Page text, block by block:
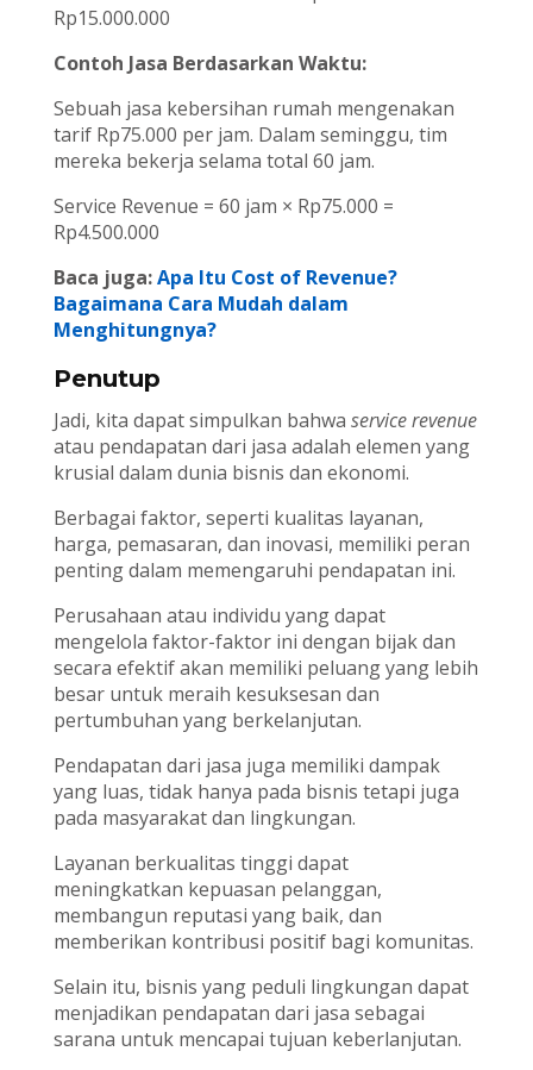
Rp15.000.000
Contoh Jasa Berdasarkan Waktu:
Sebuah jasa kebersihan rumah mengenakan
tarif Rp75.000 per jam. Dalam seminggu, tim
mereka bekerja selama total 60 jam.
Service Revenue = 60 jam × Rp75.000 =
Rp4.500.000
Baca juga:Apa Itu Cost of Revenue?
Bagaimana Cara Mudah dalam
Menghitungnya?
Penutup
Jadi, kita dapat simpulkan bahwa service revenue
atau pendapatan dari jasa adalah elemen yang
krusial dalam dunia bisnis dan ekonomi.
Berbagai faktor, seperti kualitas layanan,
harga, pemasaran, dan inovasi, memiliki peran
penting dalam memengaruhi pendapatan ini.
Perusahaan atau individu yang dapat
mengelola faktor-faktor ini dengan bijak dan
secara efektif akan memiliki peluang yang lebih
besar untuk meraih kesuksesan dan
pertumbuhan yang berkelanjutan.
Pendapatan dari jasa juga memiliki dampak
yang luas, tidak hanya pada bisnis tetapi juga
pada masyarakat dan lingkungan.
Layanan berkualitas tinggi dapat
meningkatkan kepuasan pelanggan,
membangun reputasi yang baik, dan
memberikan kontribusi positif bagi komunitas.
Selain itu, bisnis yang peduli lingkungan dapat
menjadikan pendapatan dari jasa sebagai
sarana untuk mencapai tujuan keberlanjutan.